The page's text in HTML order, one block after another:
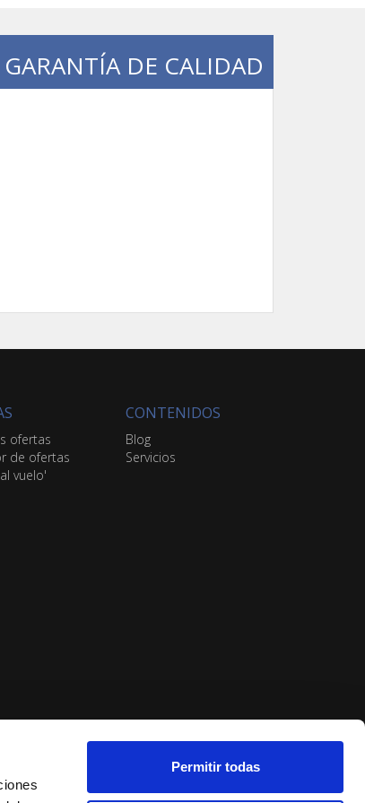
Permitir todas
GARANTÍA DE CALIDAD
ofertas
de ofertas
vuelo'
CONTENIDOS
Blog
Servicios